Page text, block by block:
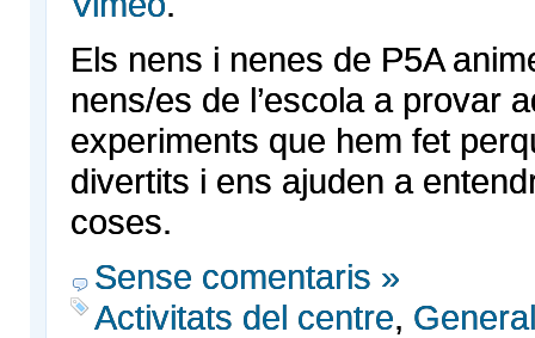
Els nens i nenes de P5A
nens/es de l’escola a provar
experiments que hem fet
divertits i ens ajuden a
coses.
Sense comentaris »
Activitats del centre, General